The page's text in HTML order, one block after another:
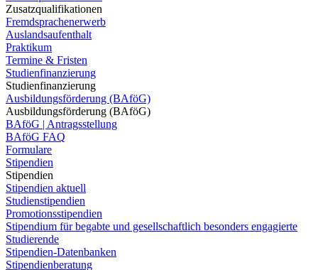
Zusatzqualifikationen
Fremdsprachenerwerb
Auslandsaufenthalt
Praktikum
Termine & Fristen
Studienfinanzierung
Studienfinanzierung
Ausbildungsförderung (BAföG)
Ausbildungsförderung (BAföG)
BAföG | Antragsstellung
BAföG FAQ
Formulare
Stipendien
Stipendien
Stipendien aktuell
Studienstipendien
Promotionsstipendien
Stipendium für begabte und gesellschaftlich besonders engagierte
Studierende
Stipendien-Datenbanken
Stipendienberatung